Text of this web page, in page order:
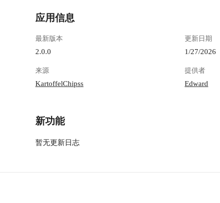
应用信息
最新版本
2.0.0
更新日期
1/27/2026
来源
KartoffelChipss
提供者
Edward
新功能
暂无更新日志